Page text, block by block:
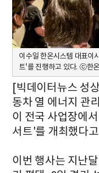
이수일 한온시스템 대표이
트'를 진행하고 있다. ⓒ한
[빅데이터뉴스 성
동차 열 에너지 관
이 전국 사업장에
서트'를 개최했다
이번 행사는 지난